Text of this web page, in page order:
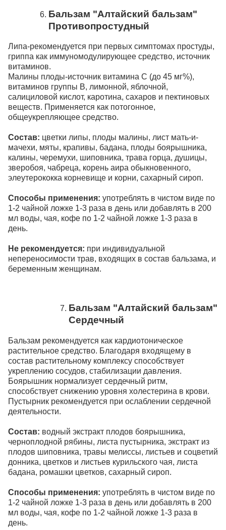
Бальзам "Алтайский бальзам"
Противопростудный
Липа-рекомендуется при первых симптомах простуды,
гриппа как иммуномодулирующее средство, источник
витаминов.
Малины плоды-источник витамина С (до 45 мг%),
витаминов группы В, лимонной, яблочной,
салициловой кислот, каротина, сахаров и пектиновых
веществ. Применяется как потогонное,
общеукрепляющее средство.
Состав: цветки липы, плоды малины, лист мать-и-
мачехи, мяты, крапивы, бадана, плоды боярышника,
калины, черемухи, шиповника, трава горца, душицы,
зверобоя, чабреца, корень аира обыкновенного,
элеутерококка корневище и корни, сахарный сироп.
Способы применения: употреблять в чистом виде по
1-2 чайной ложке 1-3 раза в день или добавлять в 200
мл воды, чая, кофе по 1-2 чайной ложке 1-3 раза в
день.
Не рекомендуется: при индивидуальной
непереносимости трав, входящих в состав бальзама, и
беременным женщинам.
Бальзам "Алтайский бальзам"
Сердечный
Бальзам рекомендуется как кардиотоническое
растительное средство. Благодаря входящему в
состав растительному комплексу способствует
укреплению сосудов, стабилизации давления.
Боярышник нормализует сердечный ритм,
способствует снижению уровня холестерина в крови.
Пустырник рекомендуется при ослаблении сердечной
деятельности.
Состав: водный экстракт плодов боярышника,
черноплодной рябины, листа пустырника, экстракт из
плодов шиповника, травы мелиссы, листьев и соцветий
донника, цветков и листьев курильского чая, листа
бадана, ромашки цветков, сахарный сироп.
Способы применения: употреблять в чистом виде по
1-2 чайной ложке 1-3 раза в день или добавлять в 200
мл воды, чая, кофе по 1-2 чайной ложке 1-3 раза в
день.